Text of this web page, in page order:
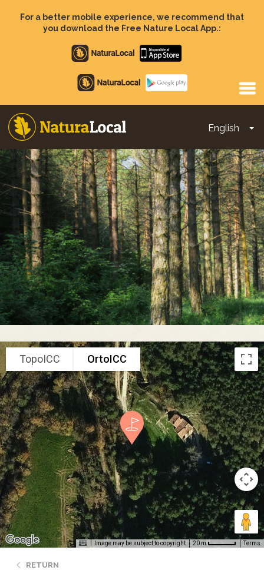
For a better mobile experience, we recommend that
you download the Free Nature Local App.:
Apple
store
Google
Play
English
Main
navigation
TopoICC OrtoICC
Image may be subject to copyright 20 m Terms
RETURN